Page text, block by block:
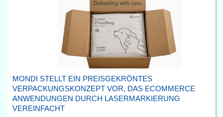
MONDI STELLT EIN PREISGEKRÖNTES
VERPACKUNGSKONZEPT VOR, DAS ECOMMERCE
ANWENDUNGEN DURCH LASERMARKIERUNG
VEREINFACHT